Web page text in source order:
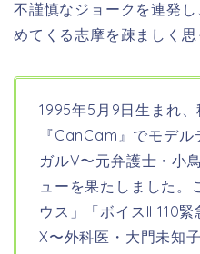
不謹慎なジョークを連発
めてくる志摩を疎ましく思
1995年5月9日生まれ
『CanCam』でモデル
ガルV〜元弁護士・小
ューを果たしました。
ウス」「ボイスII 110
X〜外科医・大門未知